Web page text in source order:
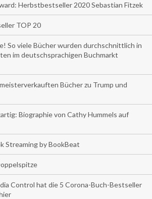
Herbstbestseller 2020 Sebastian Fitzek
TOP 20
So viele Bücher wurden durchschnittlich in
im deutschsprachigen Buchmarkt
Bücher zu Trump und
Biographie von Cathy Hummels auf
Streaming by BookBeat
Control hat die 5 Corona-Buch-Bestseller